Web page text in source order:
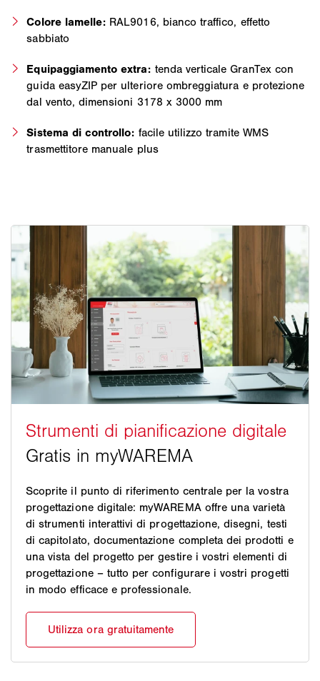
Colore lamelle: RAL9016, bianco traffico, effetto
sabbiato
Equipaggiamento extra: tenda verticale GranTex con
guida easyZIP per ulteriore ombreggiatura e protezione
dal vento, dimensioni 3178 x 3000 mm
Sistema di controllo: facile utilizzo tramite WMS
trasmettitore manuale plus
Scoprite il punto di riferimento centrale per la vostra
progettazione digitale: myWAREMA offre una varietà
di strumenti interattivi di progettazione, disegni, testi
di capitolato, documentazione completa dei prodotti e
una vista del progetto per gestire i vostri elementi di
progettazione – tutto per configurare i vostri progetti
in modo efficace e professionale.